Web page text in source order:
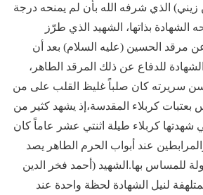
زيني) الذي شرفه الله بأن لم يمنحه درجة
بذاتها، الشهيد الذي طرّز
مرقد الحسين (عليه السلام) بعد أن
للدفاع عن ذلك المرقد الطاهر،
سريرته كان صلباً غليظ القلب على من
كربلاء المقدسة،إذ يشهد كثير من
شهدتها كربلاء طيلة اثنتي عشر عاماً كان
عند أبواب الحرم الطاهر يصد
للمساس بها.الشهيد (أحمد فخر الدين
لنيل الشهادة لحظة واحدة عند